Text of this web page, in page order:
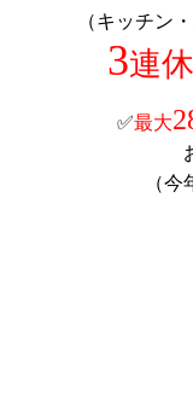
（キッチン
3連
✅最大
（